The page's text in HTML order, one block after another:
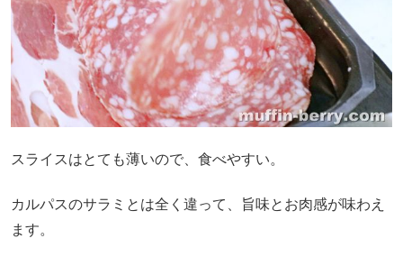
スライスはとても薄いので、食べやすい。
カルパスのサラミとは全く違って、旨味とお肉感が味わえ
ます。